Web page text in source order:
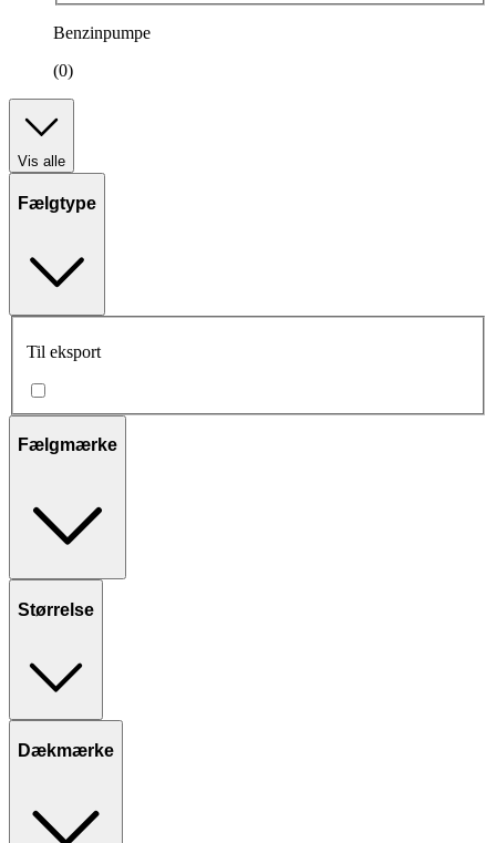
Benzinpumpe
(0)
Vis alle
Fælgtype
Til eksport
Fælgmærke
Størrelse
Dækmærke